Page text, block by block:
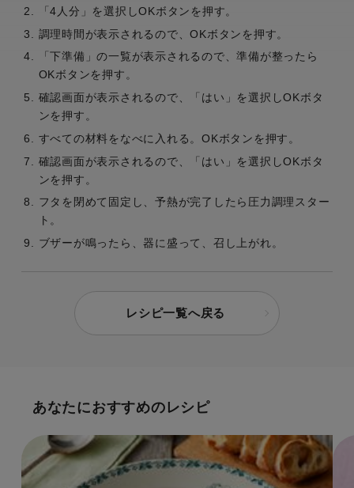
「4人分」を選択しOKボタンを押す。
調理時間が表示されるので、OKボタンを押す。
「下準備」の一覧が表示されるので、準備が整ったら
OKボタンを押す。
確認画面が表示されるので、「はい」を選択しOKボタ
ンを押す。
すべての材料をなべに入れる。OKボタンを押す。
確認画面が表示されるので、「はい」を選択しOKボタ
ンを押す。
フタを閉めて固定し、予熱が完了したら圧力調理スター
ト。
ブザーが鳴ったら、器に盛って、召し上がれ。
レシピ一覧へ戻る
あなたにおすすめのレシピ